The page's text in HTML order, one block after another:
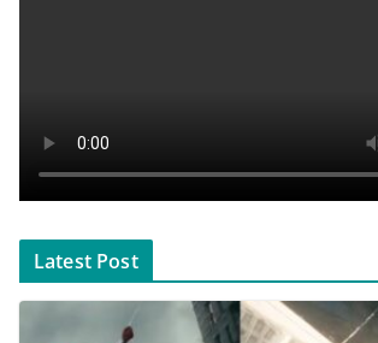
Latest Post